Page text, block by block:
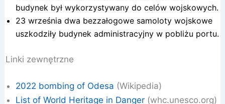
budynek był wykorzystywany do celów wojskowych.
23 września dwa bezzałogowe samoloty wojskowe
uszkodziły budynek administracyjny w pobliżu portu.
Linki zewnętrzne
2022 bombing of Odesa (Wikipedia)
List of World Heritage in Danger (whc.unesco.org)